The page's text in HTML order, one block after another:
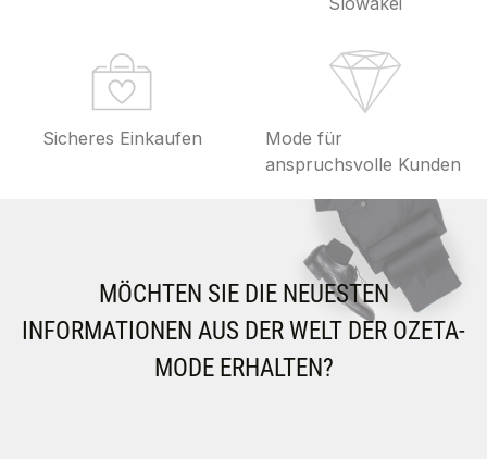
Sicheres Einkaufen
Mode für
anspruchsvolle Kunden
MÖCHTEN SIE DIE NEUESTEN
INFORMATIONEN AUS DER WELT DER OZETA-
MODE ERHALTEN?